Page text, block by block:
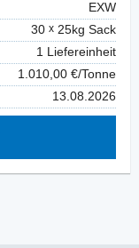
EXW
30
25kg Sack
1 Liefereinheit
1.010,00 €/Tonne
13.08.2026